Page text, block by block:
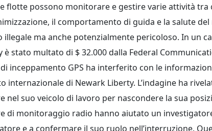
flotte possono monitorare e gestire varie attività tra
il comportamento di guida e la salute del
ma anche potenzialmente pericoloso. In un
è stato multato di $ 32.000 dalla Federal
inceppamento GPS ha interferito con le
internazionale di Newark Liberty. L’indagine ha
nel suo veicolo di lavoro per nascondere la sua
di monitoraggio radio hanno aiutato un
e a confermare il suo ruolo nell’interruzione.